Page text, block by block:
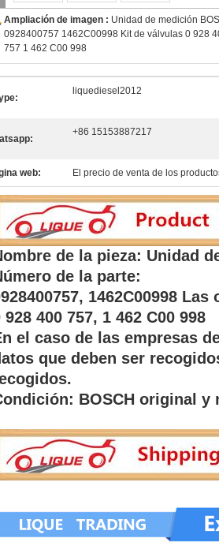
Ampliación de imagen : Unidad de medición
0928400757 1462C00998 Kit de válvulas 0 928
757 1 462 C00 998
liquediesel2012
+86 15153887217
web: El precio de venta de los
de la pieza: Unidad
de la parte:
1462C00998
928 400 757, 1 462 C00 998
el caso de las empresas
que deben ser
BOSCH original y